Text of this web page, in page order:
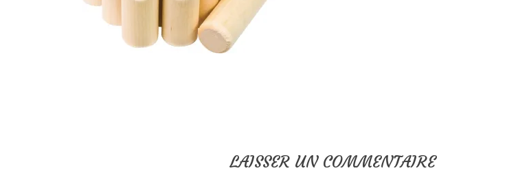
LAISSER UN COMMENTAIRE